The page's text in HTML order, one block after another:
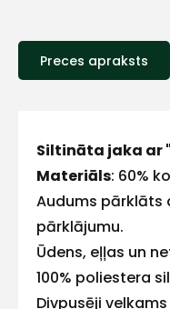
Preces apraksts
Siltināta jaka ar
Materiāls: 60%
Audums pārklāts
pārklājumu.
Ūdens, eļļas un
100% poliestera
Divpusēji